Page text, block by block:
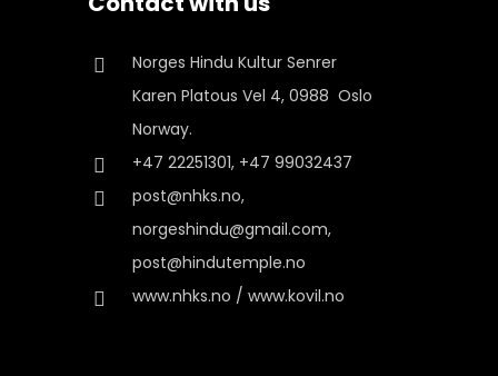
Norges Hindu Kultur Senrer
Karen Platous Vel 4, 0988 Oslo
Norway.
+47 22251301, +47 99032437
post@nhks.no,
norgeshindu@gmail.com,
post@hindutemple.no
www.nhks.no / www.kovil.no